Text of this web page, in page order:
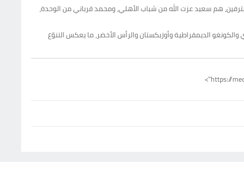
هم سعيد عزت الله من شباب الأهلي، ومحمد قرباني من الوحدة،
الديمقراطية وأوزبكستان والرأس الأخضر، ما يعكس التنوّع
https://